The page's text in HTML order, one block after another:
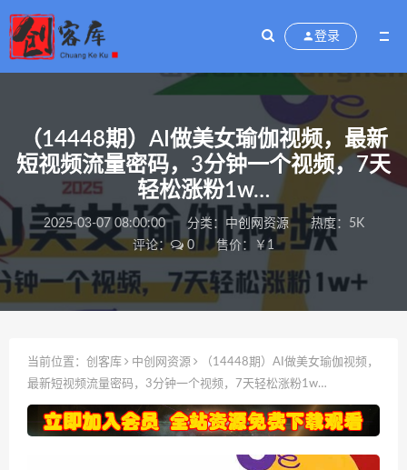
登录
（14448期）AI做美女瑜伽视频，最新
短视频流量密码，3分钟一个视频，7天
轻松涨粉1w…
2025-03-07 08:00:00 分类： 中创网资源
热度：5K
评论：
0 售价：￥1
当前位置： 创客库 中创网资源
（14448期）AI做美女瑜伽视频，
最新短视频流量密码，3分钟一个视频，7天轻松涨粉1w…